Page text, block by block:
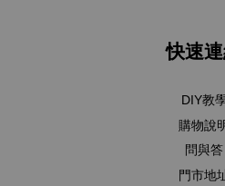
快速
DIY教
購物說
問與答
門市地